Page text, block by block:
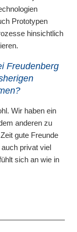
Prototypen
hinsichtlich
Freudenberg
Wir haben ein
anderen zu
gute Freunde
privat viel
sich an wie in